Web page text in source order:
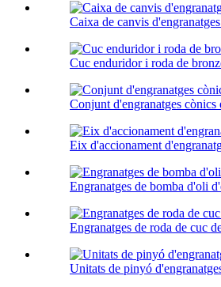
Caixa de canvis
Cuc enduridor i roda de
Conjunt d'engranatges cònics
Eix d'accionament
Engranatges de bomba d'oli
Engranatges de roda de cuc
Unitats de pinyó